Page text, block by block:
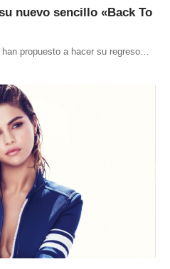
nuevo sencillo «Back To
propuesto a hacer su regreso…